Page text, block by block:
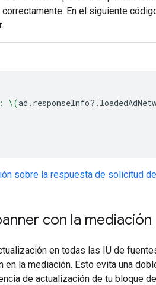
correctamente. En el siguiente
\(ad . responseInfo?.
sobre la respuesta de solicitud
con la mediación
en todas las IU de
en la mediación. Esto evita una
de actualización de tu bloque